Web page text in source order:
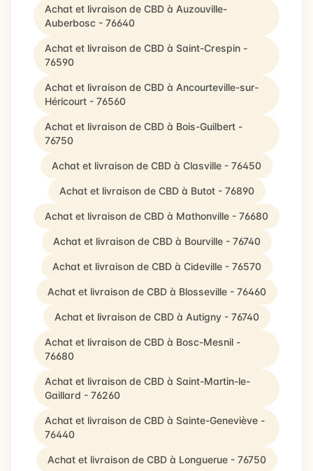
Achat et livraison de CBD à Auzouville-
Auberbosc - 76640
Achat et livraison de CBD à Saint-Crespin -
76590
Achat et livraison de CBD à Ancourteville-sur-
Héricourt - 76560
Achat et livraison de CBD à Bois-Guilbert -
76750
Achat et livraison de CBD à Clasville - 76450
Achat et livraison de CBD à Butot - 76890
Achat et livraison de CBD à Mathonville - 76680
Achat et livraison de CBD à Bourville - 76740
Achat et livraison de CBD à Cideville - 76570
Achat et livraison de CBD à Blosseville - 76460
Achat et livraison de CBD à Autigny - 76740
Achat et livraison de CBD à Bosc-Mesnil -
76680
Achat et livraison de CBD à Saint-Martin-le-
Gaillard - 76260
Achat et livraison de CBD à Sainte-Geneviève -
76440
Achat et livraison de CBD à Longuerue - 76750